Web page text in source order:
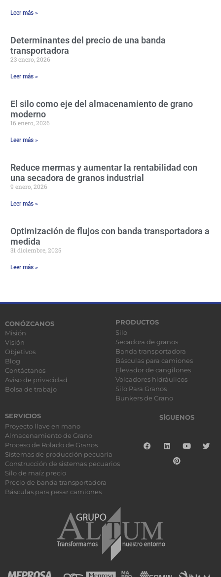
Leer más »
Determinantes del precio de una banda
transportadora
23 enero, 2026
Leer más »
El silo como eje del almacenamiento de grano
moderno
16 enero, 2026
Leer más »
Reduce mermas y aumentar la rentabilidad con
una secadora de granos industrial
9 enero, 2026
Leer más »
Optimización de flujos con banda transportadora a
medida
31 diciembre, 2025
Leer más »
CONÓZCANOS
Misión
Visión
Objetivos
Blog
Contáctanos
Aviso de privacidad
Bolsa de trabajo
PRODUCTOS
Silo
Secadora de granos
Banda transportadora
Básculas para camiones
Elevador de cangilones
Volcadores hidráulicos
Silo Para Granos
Bunkers de Grano
SERVICIOS
Proyecto llave en mano
Almacenamiento de Grano
Proceso de Rolado de Granos
Sistemas de producción pecuaria
Construcción de sistemas pecuarios
Silo de maíz precio
Precio de banda transportadora
Básculas para pesar camiones
SÍGUENOS